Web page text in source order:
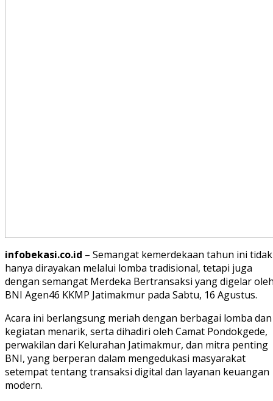
infobekasi.co.id – Semangat kemerdekaan tahun ini tidak
hanya dirayakan melalui lomba tradisional, tetapi juga
dengan semangat Merdeka Bertransaksi yang digelar
BNI Agen46 KKMP Jatimakmur pada Sabtu, 16 Agustus.
Acara ini berlangsung meriah dengan berbagai lomba dan
kegiatan menarik, serta dihadiri oleh Camat Pondokgede,
perwakilan dari Kelurahan Jatimakmur, dan mitra penting
BNI, yang berperan dalam mengedukasi masyarakat
setempat tentang transaksi digital dan layanan keuangan
modern.